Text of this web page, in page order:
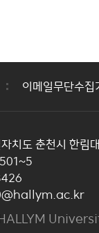
이메일무단수집
치도 춘천시 한림